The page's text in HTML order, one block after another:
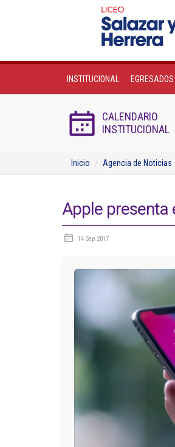
INSTITUCIONAL EGRESADOS
CALENDARIO
INSTITUCIONAL
Inicio Agencia de Noticias
Apple presenta
14 Sep 2017